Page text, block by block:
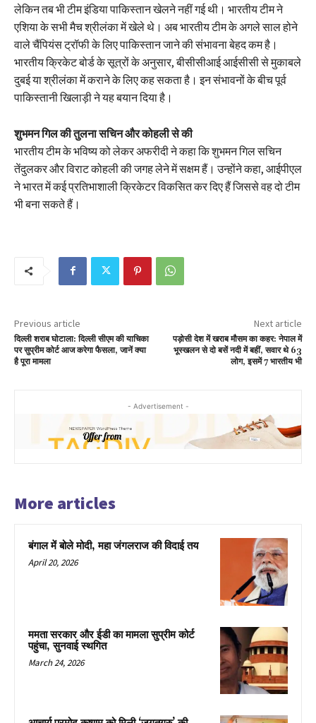
लेकिन तब भी टीम इंडिया पाकिस्तान खेलने नहीं गई थी। भारतीय टीम ने
एशिया के सभी मैच श्रीलंका में खेले थे। अब भारतीय टीम के अगले साल होने
वाले चैंपियंस ट्रॉफी के लिए पाकिस्तान जाने की संभावना बेहद कम है।
भारतीय क्रिकेट बोर्ड के सूत्रों के अनुसार, बीसीसीआई आईसीसी से मुकाबले
दुबई या श्रीलंका में कराने के लिए कह सकता है। इन संभावनों के बीच पूर्व
पाकिस्तानी खिलाड़ी ने यह बयान दिया है।
शुभमन गिल की तुलना सचिन और कोहली से की
भारतीय टीम के भविष्य को लेकर अफरीदी ने कहा कि शुभमन गिल सचिन
तेंदुलकर और विराट कोहली की जगह लेने में सक्षम हैं। उन्होंने कहा, आईपीएल
ने भारत में कई प्रतिभाशाली क्रिकेटर विकसित कर दिए हैं जिससे वह दो टीम
भी बना सकते हैं।
Previous article
दिल्ली शराब घोटाला: दिल्ली सीएम की याचिका
पर सुप्रीम कोर्ट आज करेगा फैसला, जानें क्या
है पूरा मामला
Next article
पड़ोसी देश में खराब मौसम का कहर: नेपाल में
भूस्खलन से दो बसें नदी में बहीं, सवार थे 63
लोग, इसमें 7 भारतीय भी
- Advertisement -
More articles
बंगाल में बोले मोदी, महा जंगलराज की विदाई तय
April 20, 2026
ममता सरकार और ईडी का मामला सुप्रीम कोर्ट
पहुंचा, सुनवाई स्थगित
March 24, 2026